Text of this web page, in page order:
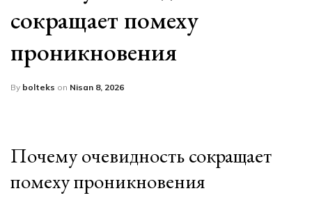
сокращает помеху
проникновения
By bolteks on Nisan 8, 2026
Почему очевидность сокращает
помеху проникновения